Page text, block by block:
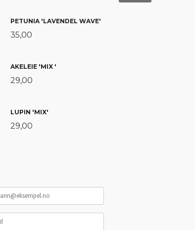
PETUNIA 'LAVENDEL WAVE'
35,00
AKELEIE 'MIX '
29,00
LUPIN 'MIX'
29,00